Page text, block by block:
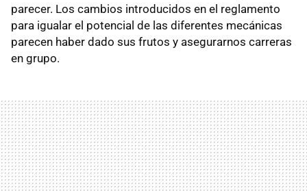
parecer. Los cambios introducidos en el reglamento
para igualar el potencial de las diferentes mecánicas
parecen haber dado sus frutos y asegurarnos carreras
en grupo.